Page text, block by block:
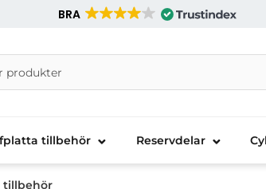
BRA
Telecom AB
tillbehör Reservdelar
tillbehör